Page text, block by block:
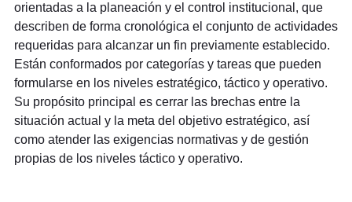
orientadas a la planeación y el control institucional, que
describen de forma cronológica el conjunto de actividades
requeridas para alcanzar un fin previamente establecido.
Están conformados por categorías y tareas que pueden
formularse en los niveles estratégico, táctico y operativo.
Su propósito principal es cerrar las brechas entre la
situación actual y la meta del objetivo estratégico, así
como atender las exigencias normativas y de gestión
propias de los niveles táctico y operativo.